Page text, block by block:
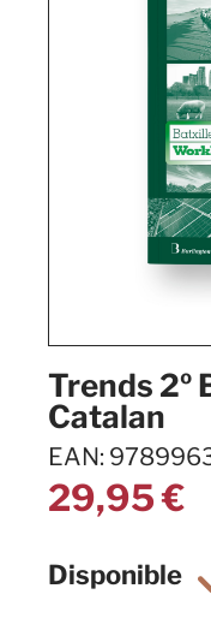
Trends 2º
Catalan
EAN:
29,95€